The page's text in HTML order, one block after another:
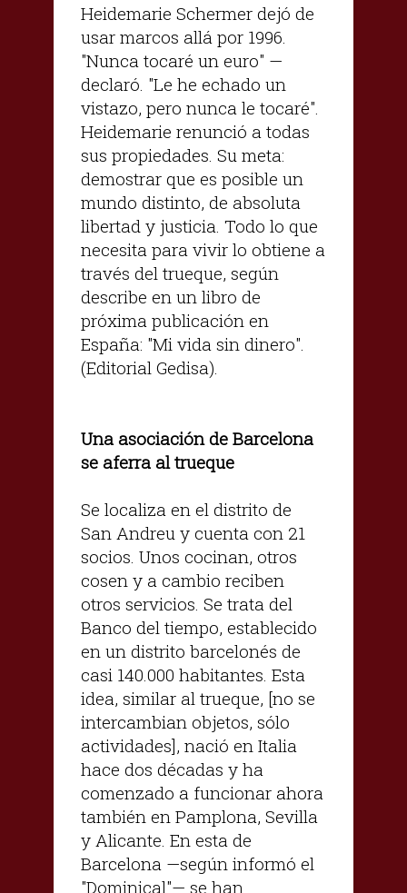
Heidemarie Schermer dejó de
usar marcos allá por 1996.
"Nunca tocaré un euro" —
declaró. "Le he echado un
vistazo, pero nunca le tocaré".
Heidemarie renunció a todas
sus propiedades. Su meta:
demostrar que es posible un
mundo distinto, de absoluta
libertad y justicia. Todo lo que
necesita para vivir lo obtiene a
través del trueque, según
describe en un libro de
próxima publicación en
España: "Mi vida sin dinero".
(Editorial Gedisa).
Una asociación de Barcelona
se aferra al trueque
Se localiza en el distrito de
San Andreu y cuenta con 21
socios. Unos cocinan, otros
cosen y a cambio reciben
otros servicios. Se trata del
Banco del tiempo, establecido
en un distrito barcelonés de
casi 140.000 habitantes. Esta
idea, similar al trueque, [no se
intercambian objetos, sólo
actividades], nació en Italia
hace dos décadas y ha
comenzado a funcionar ahora
también en Pamplona, Sevilla
y Alicante. En esta de
Barcelona —según informó el
"Dominical"— se han